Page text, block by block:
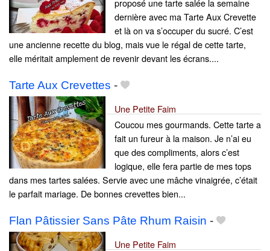
dernière avec ma Tarte Aux Crevette
et là on va s’occuper du sucré. C’est
une ancienne recette du blog, mais vue le régal de cette tarte,
elle méritait amplement de revenir devant les écrans....
Tarte Aux Crevettes -
Une Petite Faim
Coucou mes gourmands. Cette tarte a
fait un fureur à la maison. Je n’ai eu
que des compliments, alors c’est
logique, elle fera partie de mes tops
dans mes tartes salées. Servie avec une mâche vinaigrée, c’était
le parfait mariage. De bonnes crevettes bien...
Flan Pâtissier Sans Pâte Rhum Raisin -
Une Petite Faim